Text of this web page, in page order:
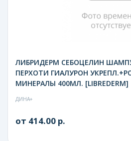
ЛИБРИДЕРМ СЕБОЦЕЛИН
ПЕРХОТИ ГИАЛУРОН
МИНЕРАЛЫ 400МЛ. [LIBREDERM]
ДИНА+
от 414.00 р.